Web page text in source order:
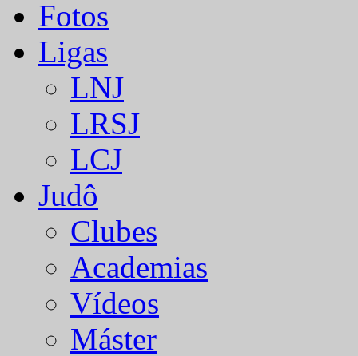
Fotos
Ligas
LNJ
LRSJ
LCJ
Judô
Clubes
Academias
Vídeos
Máster